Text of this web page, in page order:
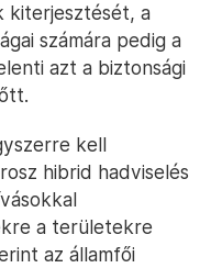
kiterjesztését, a
számára pedig a
azt a biztonsági
kell
hibrid hadviselés
a területekre
az államfői